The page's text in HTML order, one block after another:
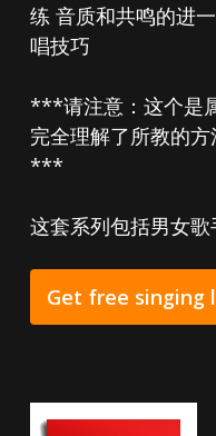
练 音质和共鸣的进
唱技巧
***请注意：这个是
完全理解了所教的
***
这套系列包括男女歌
Get free singing